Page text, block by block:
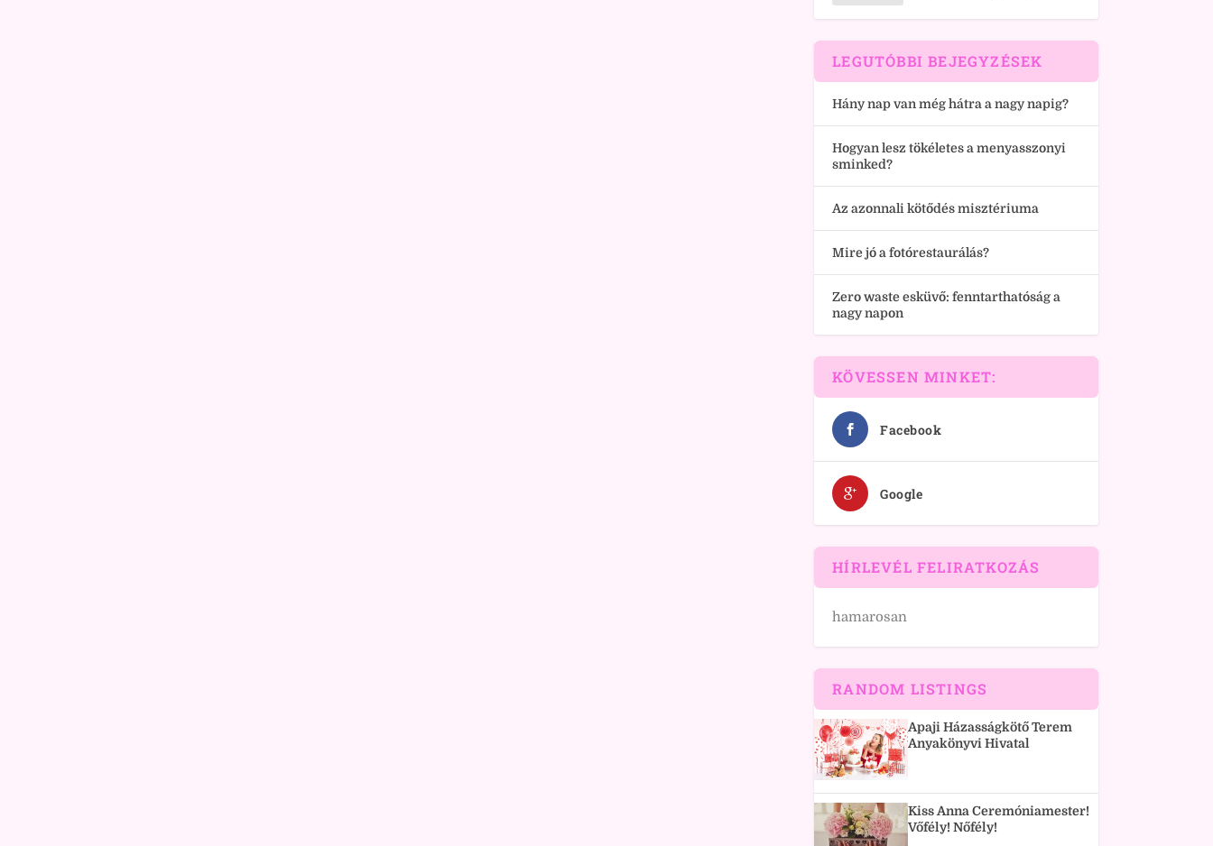
LEGUTÓBBI BEJEGYZÉSEK
Hány nap van még hátra a nagy napig?
Hogyan lesz tökéletes a menyasszonyi
sminked?
Az azonnali kötődés misztériuma
Mire jó a fotórestaurálás?
Zero waste esküvő: fenntarthatóság a
nagy napon
KÖVESSEN MINKET:
Facebook
Google
HÍRLEVÉL FELIRATKOZÁS
hamarosan
RANDOM LISTINGS
Apaji Házasságkötő Terem
Anyakönyvi Hivatal
Kiss Anna Ceremóniamester!
Vőfély! Nőfély!